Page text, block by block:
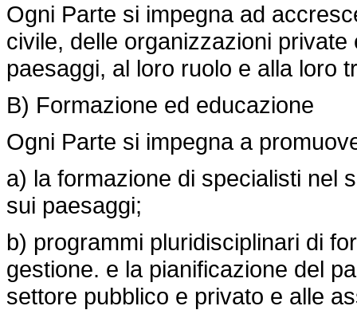
Ogni Parte si impegna ad
civile, delle organizzazioni
paesaggi, al loro ruolo e alla loro
B) Formazione ed educazione
Ogni Parte si impegna a
a) la formazione di specialisti nel
sui paesaggi;
b) programmi pluridisciplinari di
gestione. e la pianificazione del
settore pubblico e privato e alle